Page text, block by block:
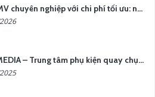
Làm MV chuyên nghiệp với chi phí tối ưu: nên chọn quay thực tế hay video AI?
YCN MEDIA – Trung tâm phụ kiện quay chụp tại Hà Nội